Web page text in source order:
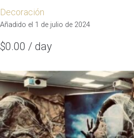
Decoración
Añadido el 1 de julio de 2024
$0.00 / day